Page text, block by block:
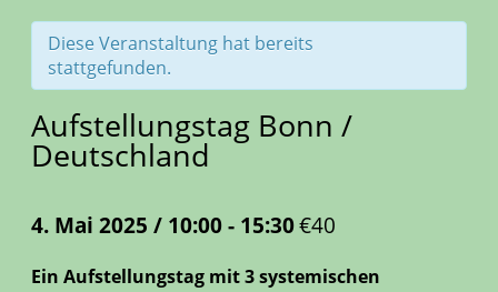
Diese Veranstaltung hat bereits
stattgefunden.
Aufstellungstag Bonn /
Deutschland
4. Mai 2025 / 10:00- 15:30€40
Ein Aufstellungstag mit 3 systemischen